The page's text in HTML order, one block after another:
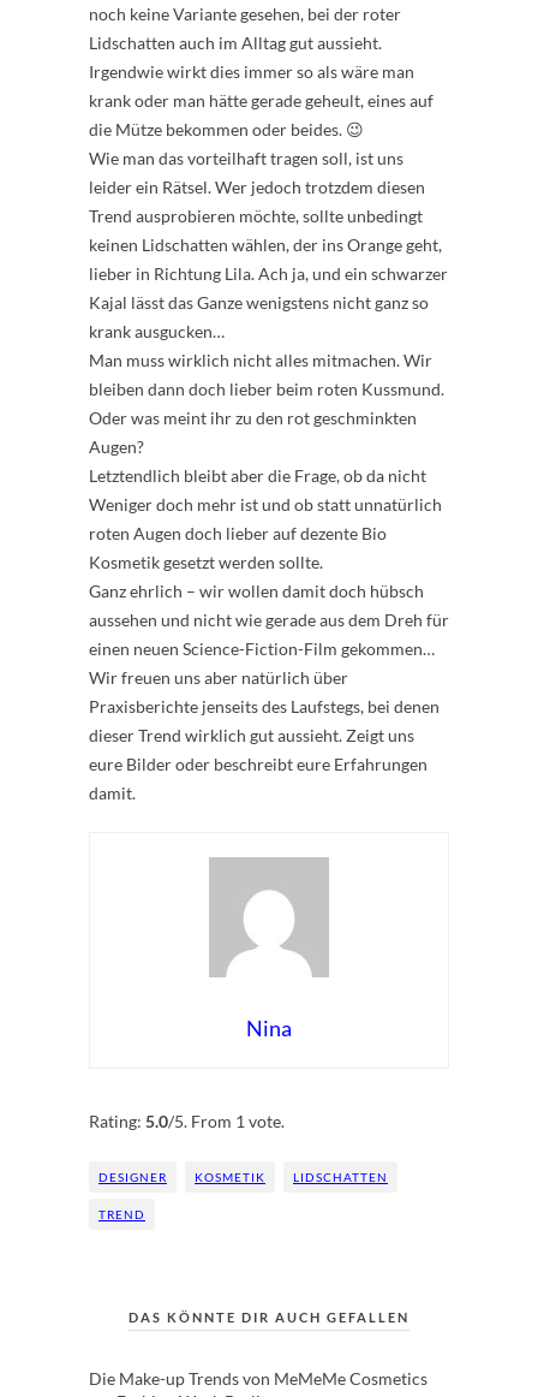
noch keine Variante gesehen, bei der roter
Lidschatten auch im Alltag gut aussieht.
Irgendwie wirkt dies immer so als wäre man
krank oder man hätte gerade geheult, eines auf
die Mütze bekommen oder beides. 😉
Wie man das vorteilhaft tragen soll, ist uns
leider ein Rätsel. Wer jedoch trotzdem diesen
Trend ausprobieren möchte, sollte unbedingt
keinen Lidschatten wählen, der ins Orange geht,
lieber in Richtung Lila. Ach ja, und ein schwarzer
Kajal lässt das Ganze wenigstens nicht ganz so
krank ausgucken…
Man muss wirklich nicht alles mitmachen. Wir
bleiben dann doch lieber beim roten Kussmund.
Oder was meint ihr zu den rot geschminkten
Augen?
Letztendlich bleibt aber die Frage, ob da nicht
Weniger doch mehr ist und ob statt unnatürlich
roten Augen doch lieber auf dezente Bio
Kosmetik gesetzt werden sollte.
Ganz ehrlich – wir wollen damit doch hübsch
aussehen und nicht wie gerade aus dem Dreh für
einen neuen Science-Fiction-Film gekommen…
Wir freuen uns aber natürlich über
Praxisberichte jenseits des Laufstegs, bei denen
dieser Trend wirklich gut aussieht. Zeigt uns
eure Bilder oder beschreibt eure Erfahrungen
damit.
Nina
Rating: 5.0/5. From 1 vote.
DESIGNER KOSMETIK LIDSCHATTEN
TREND
DAS KÖNNTE DIR AUCH GEFALLEN
Die Make-up Trends von MeMeMe Cosmetics